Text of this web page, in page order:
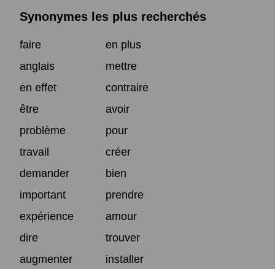
Synonymes les plus recherchés
faire
en plus
anglais
mettre
en effet
contraire
être
avoir
problème
pour
travail
créer
demander
bien
important
prendre
expérience
amour
dire
trouver
augmenter
installer